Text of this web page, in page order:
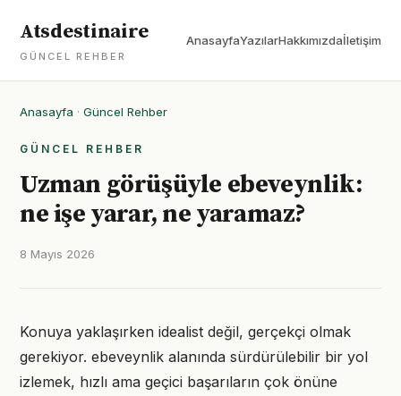
Atsdestinaire
GÜNCEL REHBER
AnasayfaYazılarHakkımızdaİletişim
Anasayfa · Güncel Rehber
GÜNCEL REHBER
Uzman görüşüyle ebeveynlik:
ne işe yarar, ne yaramaz?
8 Mayıs 2026
Konuya yaklaşırken idealist değil, gerçekçi olmak
gerekiyor. ebeveynlik alanında sürdürülebilir bir yol
izlemek, hızlı ama geçici başarıların çok önüne